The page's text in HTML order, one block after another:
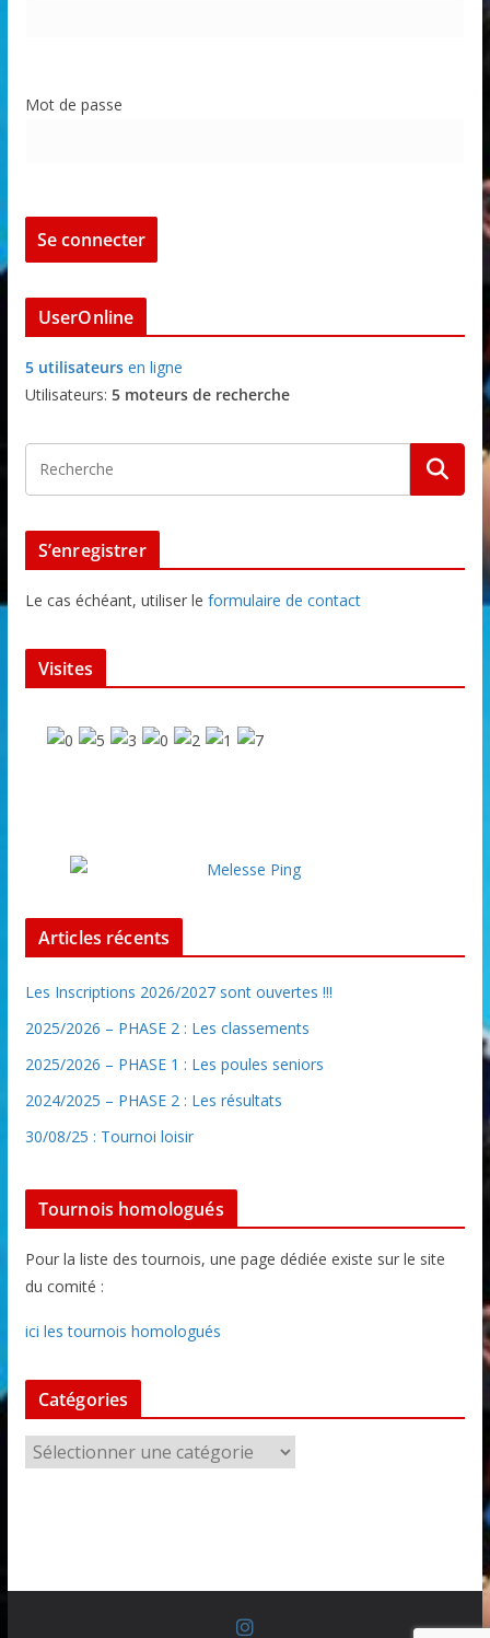
Mot de passe
UserOnline
5 utilisateursen ligne
Utilisateurs: 5 moteurs de recherche
S’enregistrer
Le cas échéant, utiliser le formulaire de contact
Visites
Articles récents
Les Inscriptions 2026/2027 sont ouvertes !!!
2025/2026 – PHASE 2 : Les classements
2025/2026 – PHASE 1 : Les poules seniors
2024/2025 – PHASE 2 : Les résultats
30/08/25 : Tournoi loisir
Tournois homologués
Pour la liste des tournois, une page dédiée existe sur le site
du comité :
ici les tournois homologués
Catégories